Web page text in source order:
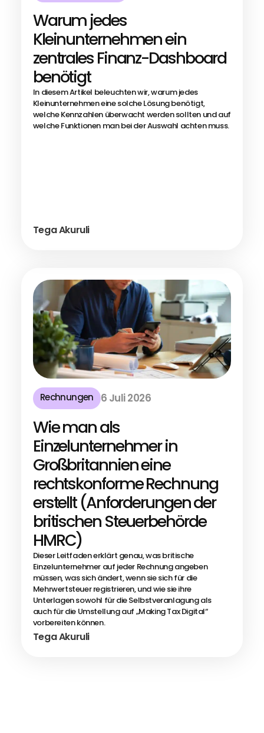
Warum jedes
Kleinunternehmen ein
zentrales Finanz-Dashboard
benötigt
In diesem Artikel beleuchten wir, warum jedes
Kleinunternehmen eine solche Lösung benötigt,
welche Kennzahlen überwacht werden sollten und auf
welche Funktionen man bei der Auswahl achten muss.
Tega Akuruli
Rechnungen 6 Juli 2026
Wie man als
Einzelunternehmer in
Großbritannien eine
rechtskonforme Rechnung
erstellt (Anforderungen der
britischen Steuerbehörde
HMRC)
Dieser Leitfaden erklärt genau, was britische
Einzelunternehmer auf jeder Rechnung angeben
müssen, was sich ändert, wenn sie sich für die
Mehrwertsteuer registrieren, und wie sie ihre
Unterlagen sowohl für die Selbstveranlagung als
auch für die Umstellung auf „Making Tax Digital“
vorbereiten können.
Tega Akuruli